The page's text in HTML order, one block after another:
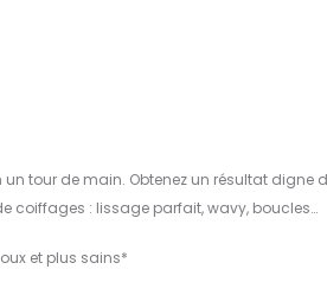
tour de main. Obtenez un résultat digne
coiffages : lissage parfait, wavy, boucles…
et plus sains*